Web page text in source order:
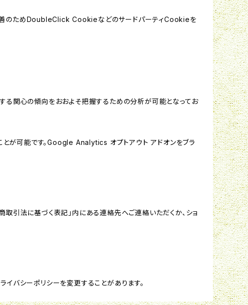
善のためDoubleClick CookieなどのサードパーティCookieを
る関心の傾向をおおよそ把握するための分析が可能となってお
が可能です。Google Analytics オプトアウト アドオンをブラ
引法に基づく表記」内にある連絡先へご連絡いただくか、ショ
バシーポリシーを変更することがあります。